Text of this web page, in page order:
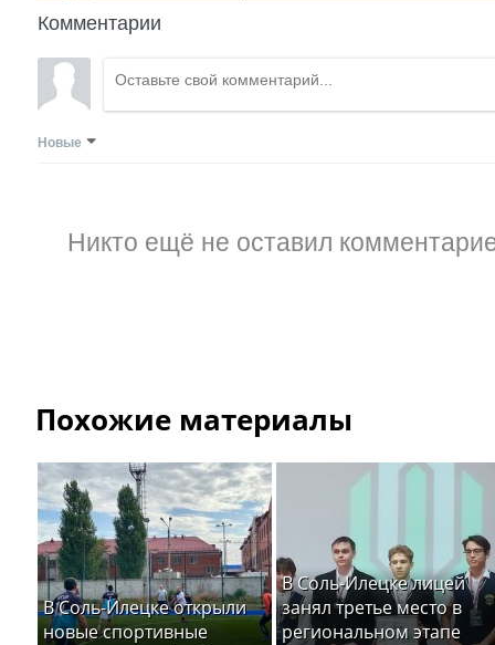
Комментарии
Новые
Никто ещё не оставил
Похожие материалы
В Соль-Илецке открыли
новые спортивные
В Соль-Илецке лицей
занял третье место в
региональном этапе